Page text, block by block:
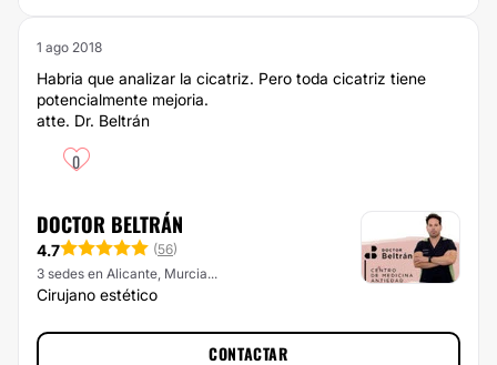
1 ago 2018
Habria que analizar la cicatriz. Pero toda cicatriz tiene
potencialmente mejoria.
atte. Dr. Beltrán
0
DOCTOR BELTRÁN
4.7 (56)
3 sedes en Alicante, Murcia...
Cirujano estético
CONTACTAR